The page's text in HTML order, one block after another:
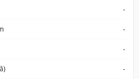
-
-
-
-